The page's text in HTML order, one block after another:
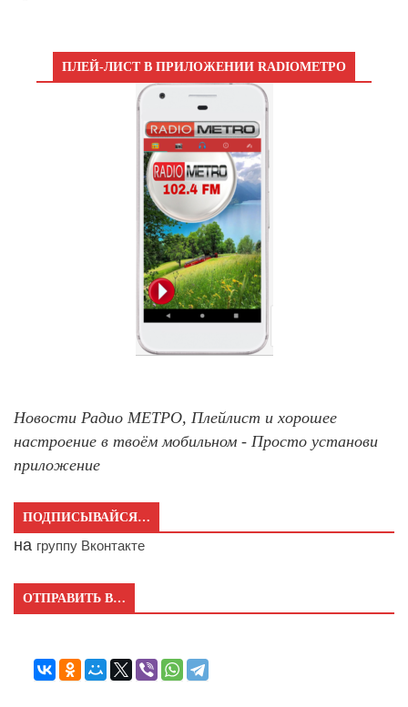
ПЛЕЙ-ЛИСТ В ПРИЛОЖЕНИИ RADIOМЕТРО
Новости Радио МЕТРО, Плейлист и хорошее
настроение в твоём мобильном - Просто установи
приложение
ПОДПИСЫВАЙСЯ…
на группу Вконтакте
ОТПРАВИТЬ В…